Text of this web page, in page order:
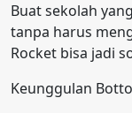
Buat sekolah
tanpa harus
Rocket bisa jadi
Keunggulan